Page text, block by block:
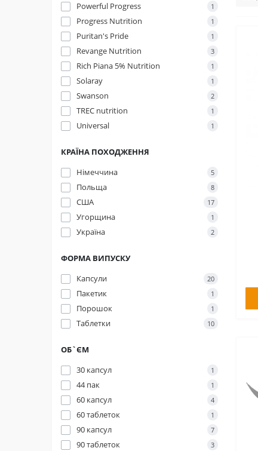
Powerful Progress 1
Progress Nutrition 1
Puritan's Pride 1
Revange Nutrition 3
Rich Piana 5% Nutrition 1
Solaray 1
Swanson 2
TREC nutrition 1
Universal 1
КРАЇНА ПОХОДЖЕННЯ
Німеччина
5
Польща 8
США 17
Угорщина 1
Україна 2
ФОРМА ВИПУСКУ
Капсули
20
Пакетик 1
Порошок 1
Таблетки 10
ОБ`ЄМ
30 капсул
1
44 пак 1
60 капсул 4
60 таблеток 1
90 капсул 7
90 таблеток 3